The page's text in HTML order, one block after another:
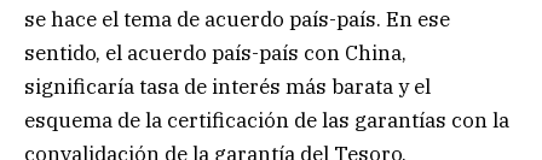
se hace el tema de acuerdo país-país. En ese
sentido, el acuerdo país-país con China,
significaría tasa de interés más barata y el
esquema de la certificación de las garantías con la
convalidación de la garantía del Tesoro.